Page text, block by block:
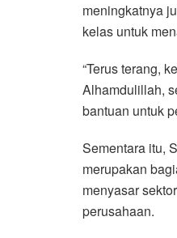
meningkatnya
kelas untuk
“Terus terang,
Alhamdulillah,
bantuan untuk
Sementara itu,
merupakan
menyasar
perusahaan.